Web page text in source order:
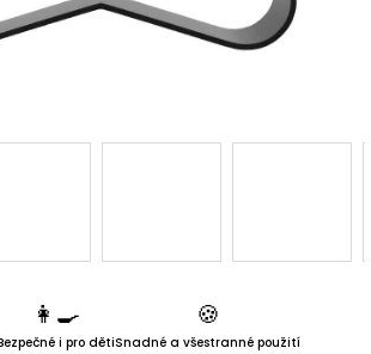
nás
👩‍🍳
i pro děti
🍪
Snadné a všestranné použití